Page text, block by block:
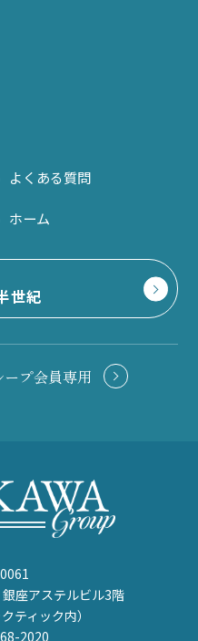
よくある質問
ホーム
世紀
ープ会員専用
座アステルビル3階
ティック内）
2020